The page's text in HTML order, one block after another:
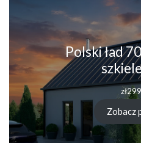
Polski ład
zł
Zobacz